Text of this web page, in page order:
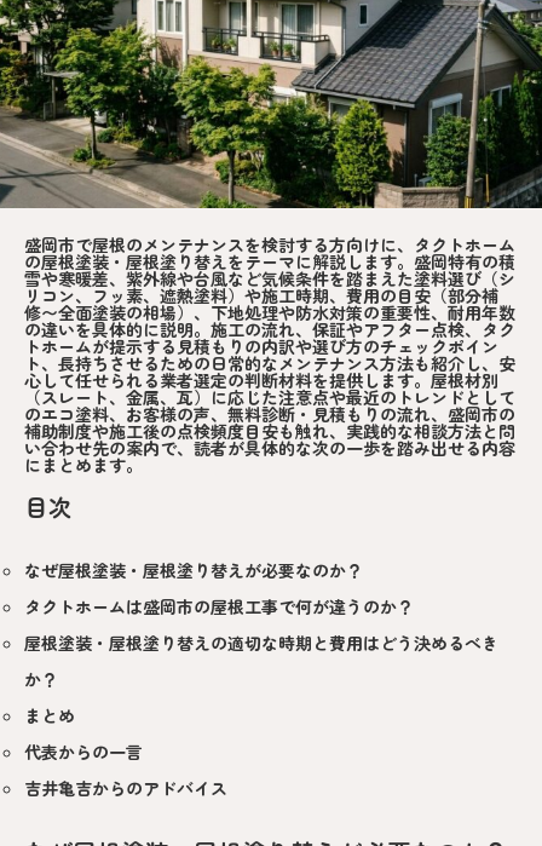
盛岡市で屋根のメンテナンスを検討する方向けに、タクトホーム
の屋根塗装・屋根塗り替えをテーマに解説します。盛岡特有の積
雪や寒暖差、紫外線や台風など気候条件を踏まえた塗料選び（シ
リコン、フッ素、遮熱塗料）や施工時期、費用の目安（部分補
修〜全面塗装の相場）、下地処理や防水対策の重要性、耐用年数
の違いを具体的に説明。施工の流れ、保証やアフター点検、タク
トホームが提示する見積もりの内訳や選び方のチェックポイン
ト、長持ちさせるための日常的なメンテナンス方法も紹介し、安
心して任せられる業者選定の判断材料を提供します。屋根材別
（スレート、金属、瓦）に応じた注意点や最近のトレンドとして
のエコ塗料、お客様の声、無料診断・見積もりの流れ、盛岡市の
補助制度や施工後の点検頻度目安も触れ、実践的な相談方法と問
い合わせ先の案内で、読者が具体的な次の一歩を踏み出せる内容
にまとめます。
目次
なぜ屋根塗装・屋根塗り替えが必要なのか？
タクトホームは盛岡市の屋根工事で何が違うのか？
屋根塗装・屋根塗り替えの適切な時期と費用はどう決めるべき
か？
まとめ
代表からの一言
吉井亀吉からのアドバイス